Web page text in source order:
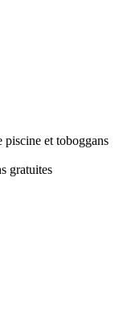
piscine et toboggans
gratuites